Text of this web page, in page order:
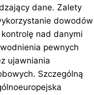
dane. Zalety
dowodów
nad danymi
pewnych
ujawniania
Szczególną